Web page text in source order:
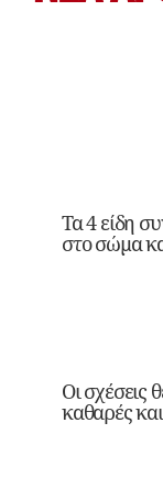
Τα 4 είδη
στο σώμα
Οι σχέσεις
καθαρές